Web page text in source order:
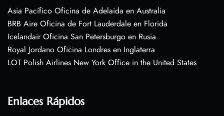
Asia Pacífico Oficina de Adelaida en Australia
BRB Aire Oficina de Fort Lauderdale en Florida
Icelandair Oficina San Petersburgo en Rusia
Royal Jordano Oficina Londres en Inglaterra
LOT Polish Airlines New York Office in the United States
Enlaces Rápidos